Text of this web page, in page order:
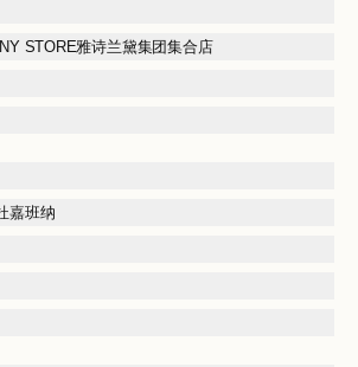
STORE雅诗兰黛集团集合店
嘉班纳